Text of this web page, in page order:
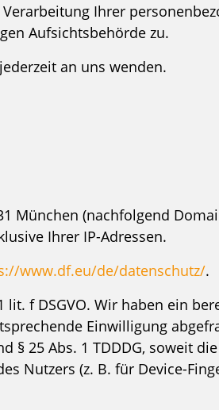
Ihrer
Aufsichtsbehörde zu.
an uns wenden.
München (nachfolgend
Ihrer IP-Adressen.
www.df.eu/de/datenschutz/.
f DSGVO. Wir haben ein
Einwilligung
§ 25 Abs. 1 TDDDG, soweit
Nutzers (z. B. für Device-